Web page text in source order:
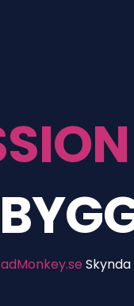
BadMonkey.seSkynda